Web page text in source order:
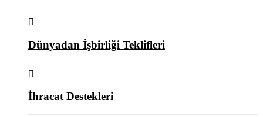
Dünyadan İşbirliği Teklifleri
İhracat Destekleri